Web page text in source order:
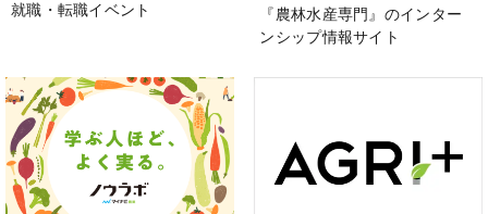
就職・転職イベント
『農林水産専門』のインター
ンシップ情報サイト